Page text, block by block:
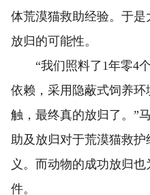
体荒漠猫救助经验。于
放归的可能性。
“我们照料了1年零4个
依赖，采用隐蔽式饲养
触，最终真的放归了。”
助及放归对于荒漠猫救
义。而动物的成功放归
件。